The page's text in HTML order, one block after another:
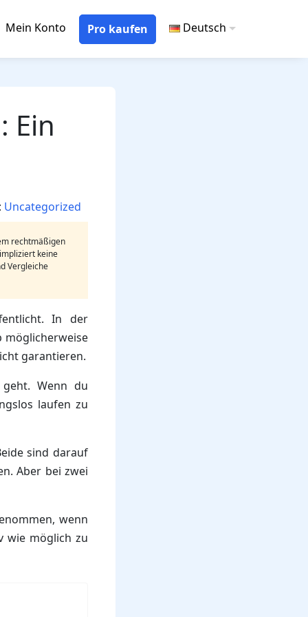
Mein Konto Pro kaufen Deutsch
Ein
rechtmäßigen
keine
Vergleiche
In der
möglicherweise
garantieren.
Wenn du
laufen zu
sind darauf
Aber bei zwei
wenn
wie möglich zu
Uncategorized